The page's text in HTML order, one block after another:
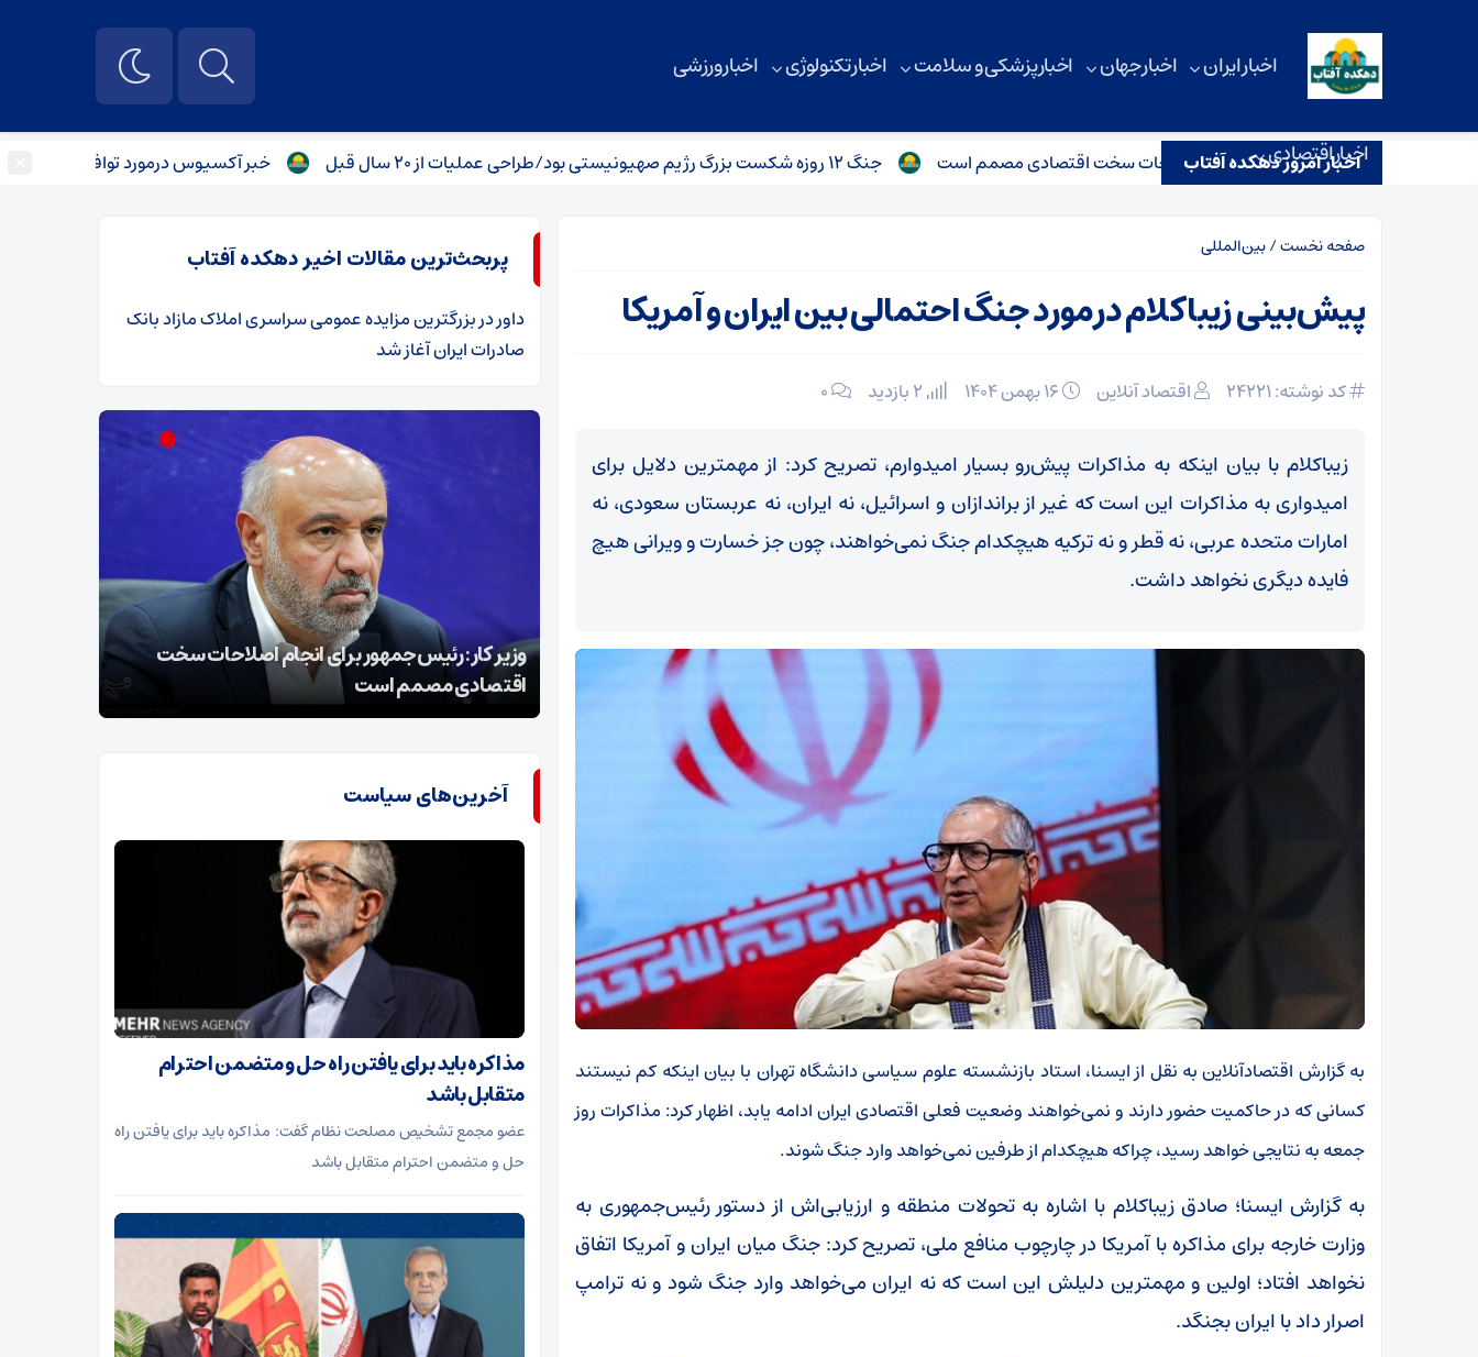
اخبار ایران اخبار جهان اخبار پزشکی و سلامت اخبار تکنولوژی اخبار ورزشی
اخبار اقتصادی
اخبار امروز دهکده آفتاب
کار: رئیس‌جمهور برای انجام اصلاحات سخت اقتصادی مصمم است جنگ 12 روزه شکست بزرگ رژیم صهیونیستی بود/طراحی عملیات از 20 سال قبل خبر آکسیوس درمورد توافق آمریکا و روسیه/
صفحه نخست/بین‌المللی
پیش‌بینی زیباکلام درمورد جنگ احتمالی بین ایران و آمریکا
کد نوشته: 24221 اقتصاد آنلاین ۰
زیباکلام با بیان اینکه به مذاکرات پیش‌رو بسیار امیدوارم، تصریح کرد: از مهمترین دلایل برای
امیدواری به مذاکرات این است که غیر از براندازان و اسرائیل، نه ایران، نه عربستان سعودی، نه
امارات متحده عربی، نه قطر و نه ترکیه هیچکدام جنگ نمی‌خواهند، چون جز خسارت و ویرانی هیچ
فایده دیگری نخواهد داشت.
به گزارش اقتصادآنلاین به نقل از ایسنا، استاد بازنشسته علوم سیاسی دانشگاه تهران با بیان اینکه کم نیستند
کسانی که در حاکمیت حضور دارند و نمی‌خواهند وضعیت فعلی اقتصادی ایران ادامه یابد، اظهار کرد: مذاکرات روز
جمعه به نتایجی خواهد رسید، چراکه هیچکدام از طرفین نمی‌خواهد وارد جنگ شوند.
به گزارش ایسنا؛ صادق زیباکلام با اشاره به تحولات منطقه و ارزیابی‌اش از دستور رئیس‌جمهوری به
وزارت خارجه برای مذاکره با آمریکا در چارچوب منافع ملی، تصریح کرد: جنگ میان ایران و آمریکا اتفاق
نخواهد افتاد؛ اولین و مهمترین دلیلش این است که نه ایران می‌خواهد وارد جنگ شود و نه ترامپ
اصرار داد با ایران بجنگد.
پربحث‌ترین مقالات اخیر دهکده آفتاب
داوردر​بزرگترین مزایده عمومی سراسری املاک مازاد بانک
صادرات ایران آغاز شد
هشدار وزیر صمت به تأخیر در پروژه‌های صنعت مس
وزیر کار: رئیس‌جمهور برای انجام اصلاحات سخت
اقتصادی مصمم است
جنگ 12 روزه شکست بزرگ رژیم صهیونیستی بود/
طراحی عملیات از 20 سال قبل
آخرین‌های سیاست
مذاکره باید برای یافتن راه حل و متضمن احترام
متقابل باشد
عضو مجمع تشخیص مصلحت نظام گفت: مذاکره باید برای یافتن راه
حل و متضمن احترام متقابل باشد